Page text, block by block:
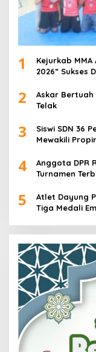
1
Kejurkab
2026” Sukses
2
Askar Bertuah
Telak
3
Siswi SDN 36
Mewakili
4
Anggota DPR
Turnamen
5
Atlet Dayung
Tiga Medali